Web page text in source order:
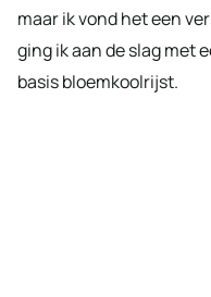
maar ik vond het een
ging ik aan de slag met
basis bloemkoolrijst.